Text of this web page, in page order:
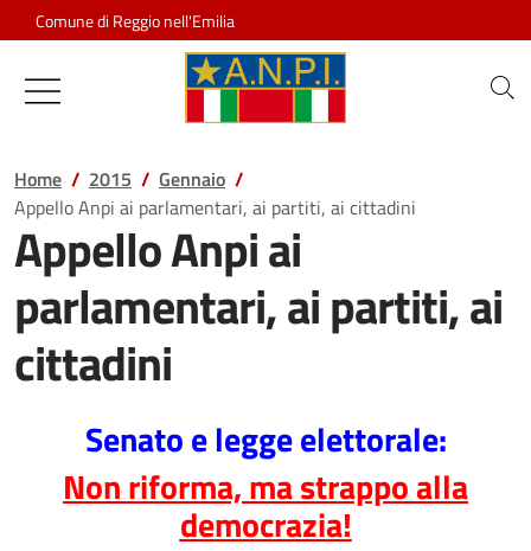
Salta al contenuto
Comune di Reggio nell'Emilia
Associazione Nazionale
Home 2015
Gennaio
Appello Anpi ai parlamentari, ai partiti, ai cittadini
Appello Anpi ai
parlamentari, ai partiti, ai
cittadini
Senato e legge elettorale:
Non riforma, ma strappo alla
democrazia!